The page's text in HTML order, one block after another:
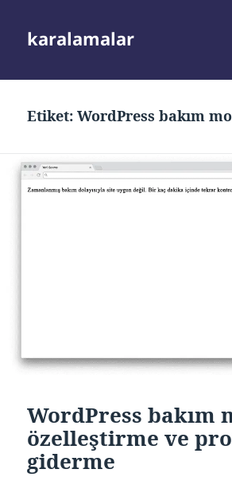
karalamalar
Etiket:WordPress bakım
WordPress bakım
özelleştirme ve
giderme